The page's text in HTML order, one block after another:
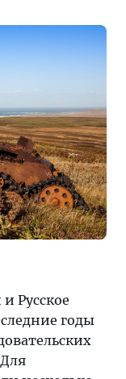
Русское
годы